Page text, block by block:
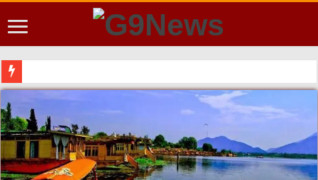
शिक्षा मंत्रालय : मोदी सरकार में मंत्री प्रह्लाद जोशी को उपभोक्ता मामले, खाद्य एवं